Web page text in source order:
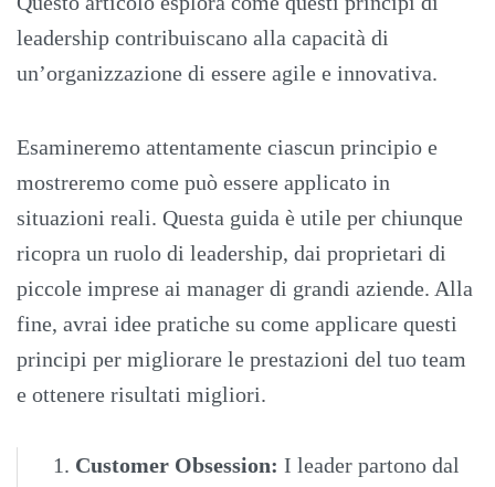
leadership contribuiscano alla capacità di
un’organizzazione di essere agile e innovativa.
Esamineremo attentamente ciascun principio e
mostreremo come può essere applicato in
situazioni reali. Questa guida è utile per chiunque
ricopra un ruolo di leadership, dai proprietari di
piccole imprese ai manager di grandi aziende. Alla
fine, avrai idee pratiche su come applicare questi
principi per migliorare le prestazioni del tuo team
e ottenere risultati migliori.
1. Customer Obsession: I leader partono dal